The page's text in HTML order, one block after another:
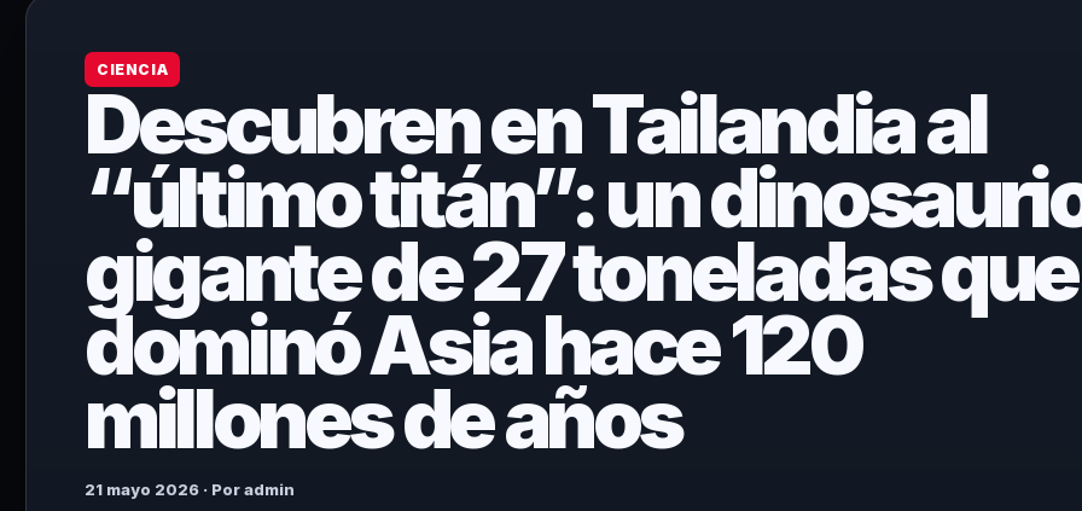
CIENCIA
Descubren en Tailandia al
“último titán”: un
gigante de 27 toneladas que
dominó Asia hace 120
millones de años
21 mayo 2026 · Por admin